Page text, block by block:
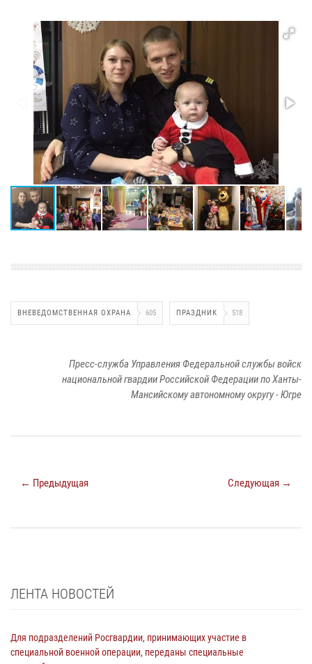
ВНЕВЕДОМСТВЕННАЯ ОХРАНА 605 ПРАЗДНИК 518
Пресс-служба Управления Федеральной службы войск
национальной гвардии Российской Федерации по Ханты-
Мансийскому автономному округу - Югре
← Предыдущая Следующая →
ЛЕНТА НОВОСТЕЙ
Для подразделений Росгвардии, принимающих участие в
специальной военной операции, переданы специальные